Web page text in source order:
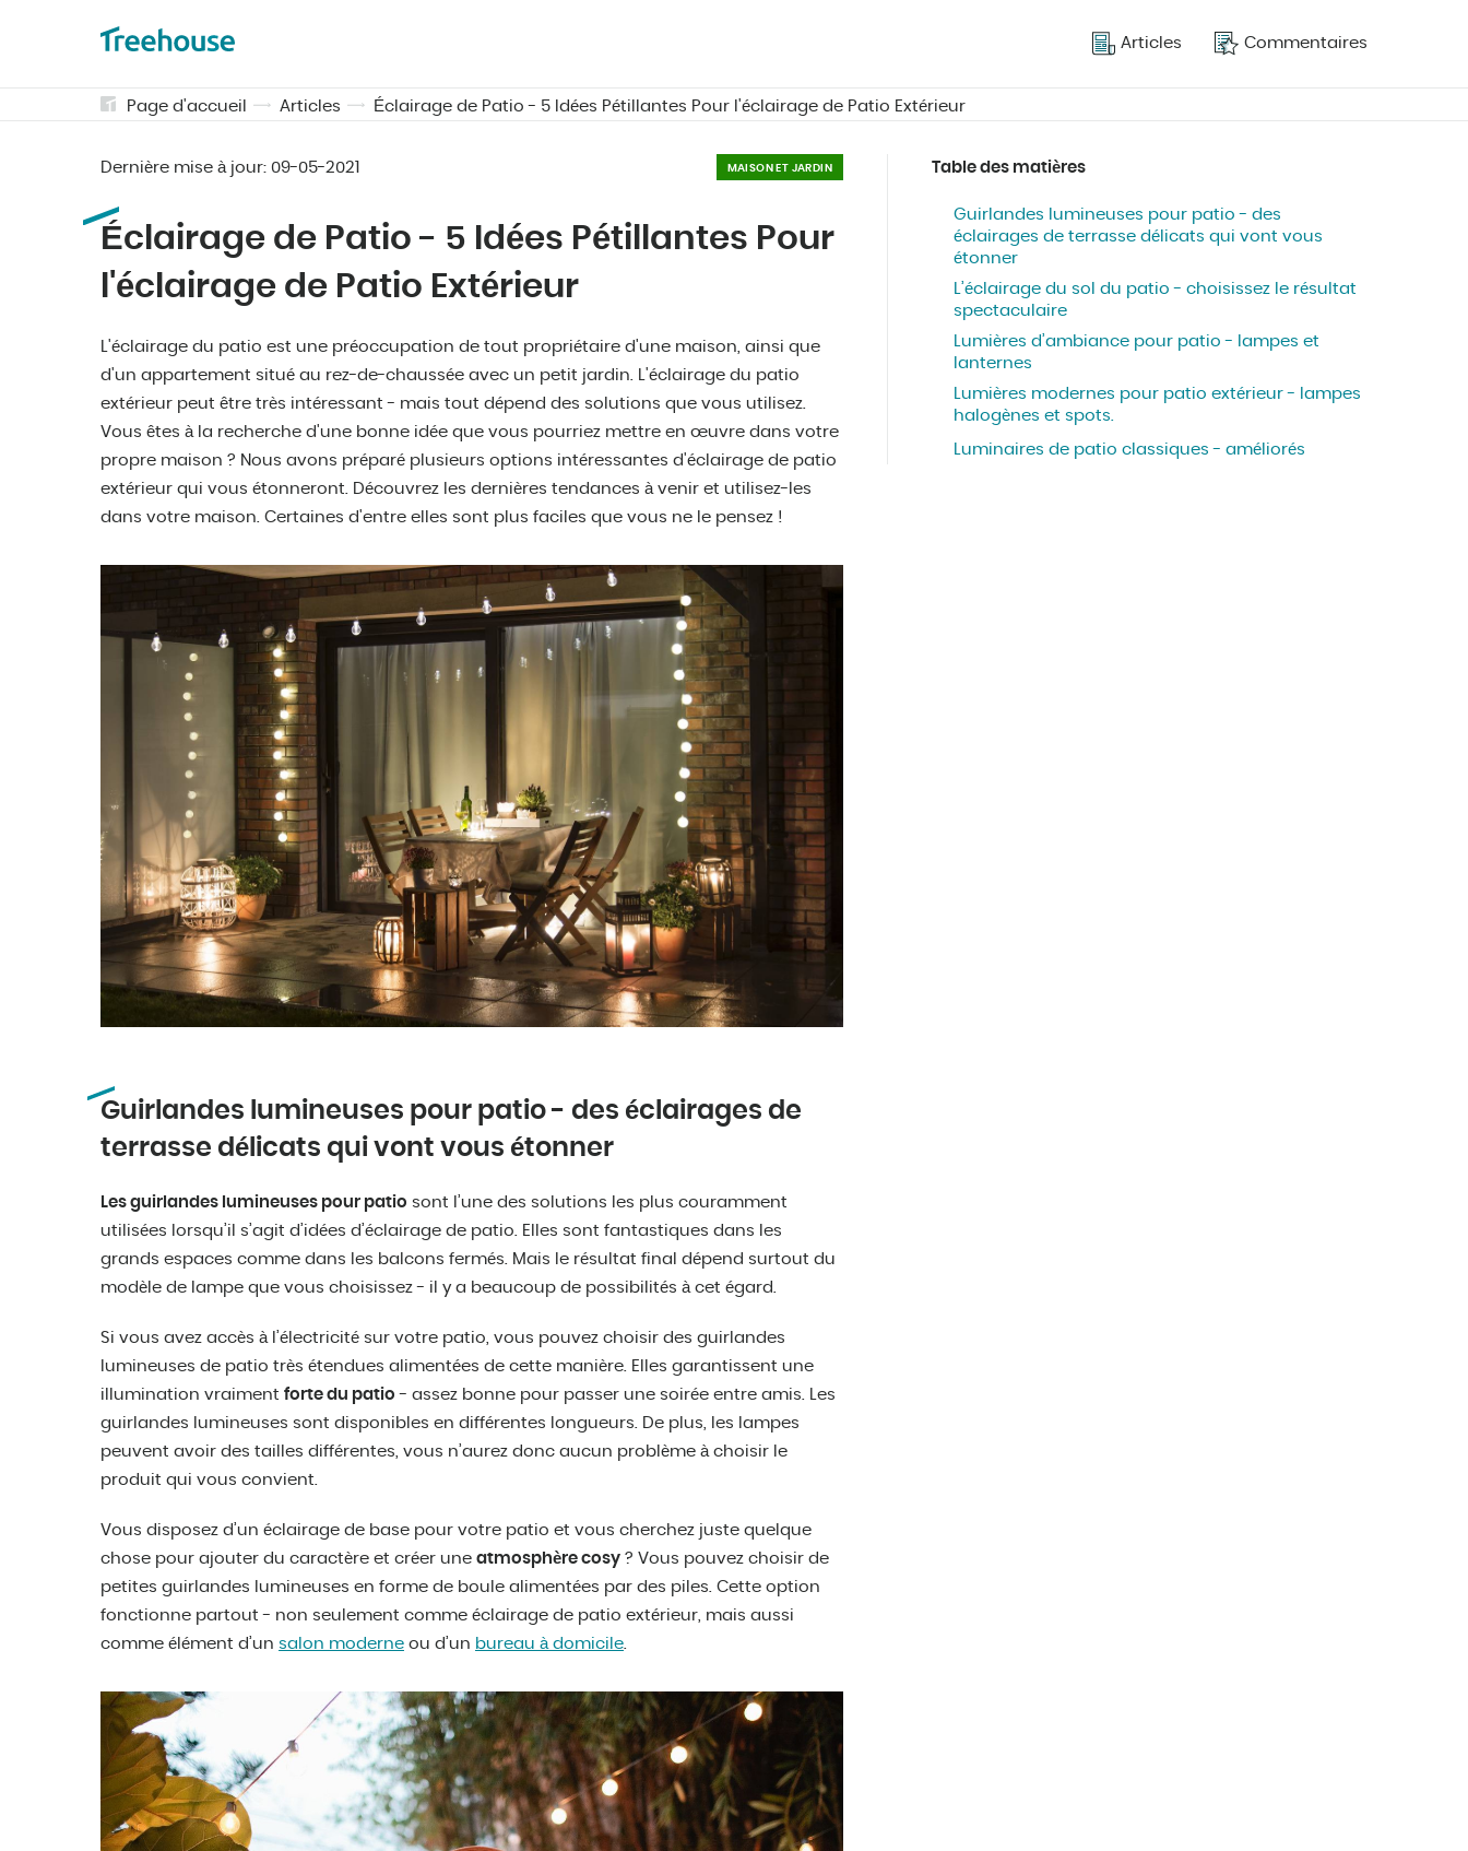
Articles Commentaires
Page d'accueil Articles Éclairage de Patio - 5 Idées Pétillantes Pour l'éclairage de Patio Extérieur
Dernière mise à jour: 09-05-2021 MAISON ET JARDIN
Éclairage de Patio - 5 Idées Pétillantes Pour
l'éclairage de Patio Extérieur
L'éclairage du patio est une préoccupation de tout propriétaire d'une maison, ainsi que
d'un appartement situé au rez-de-chaussée avec un petit jardin. L'éclairage du patio
extérieur peut être très intéressant - mais tout dépend des solutions que vous utilisez.
Vous êtes à la recherche d'une bonne idée que vous pourriez mettre en œuvre dans votre
propre maison ? Nous avons préparé plusieurs options intéressantes d'éclairage de patio
extérieur qui vous étonneront. Découvrez les dernières tendances à venir et utilisez-les
dans votre maison. Certaines d'entre elles sont plus faciles que vous ne le pensez !
Guirlandes lumineuses pour patio - des éclairages de
terrasse délicats qui vont vous étonner
Les guirlandes lumineuses pour patio sont l’une des solutions les plus couramment
utilisées lorsqu’il s’agit d’idées d’éclairage de patio. Elles sont fantastiques dans les
grands espaces comme dans les balcons fermés. Mais le résultat final dépend surtout du
modèle de lampe que vous choisissez - il y a beaucoup de possibilités à cet égard.
Si vous avez accès à l’électricité sur votre patio, vous pouvez choisir des guirlandes
lumineuses de patio très étendues alimentées de cette manière. Elles garantissent une
illumination vraiment forte du patio - assez bonne pour passer une soirée entre amis. Les
guirlandes lumineuses sont disponibles en différentes longueurs. De plus, les lampes
peuvent avoir des tailles différentes, vous n’aurez donc aucun problème à choisir le
produit qui vous convient.
Vous disposez d’un éclairage de base pour votre patio et vous cherchez juste quelque
chose pour ajouter du caractère et créer une atmosphère cosy ? Vous pouvez choisir de
petites guirlandes lumineuses en forme de boule alimentées par des piles. Cette option
fonctionne partout - non seulement comme éclairage de patio extérieur, mais aussi
comme élément d’un salon moderne ou d’un bureau à domicile.
Table des matières
Guirlandes lumineuses pour patio - des
éclairages de terrasse délicats qui vont vous
étonner
L’éclairage du sol du patio - choisissez le résultat
spectaculaire
Lumières d’ambiance pour patio - lampes et
lanternes
Lumières modernes pour patio extérieur - lampes
halogènes et spots.
Luminaires de patio classiques - améliorés